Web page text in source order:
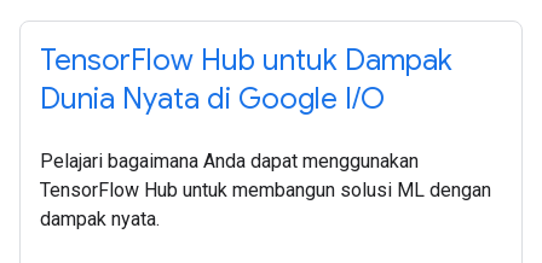
TensorFlow Hub untuk Dampak
Dunia Nyata di Google I/O
Pelajari bagaimana Anda dapat menggunakan
TensorFlow Hub untuk membangun solusi ML dengan
dampak nyata.